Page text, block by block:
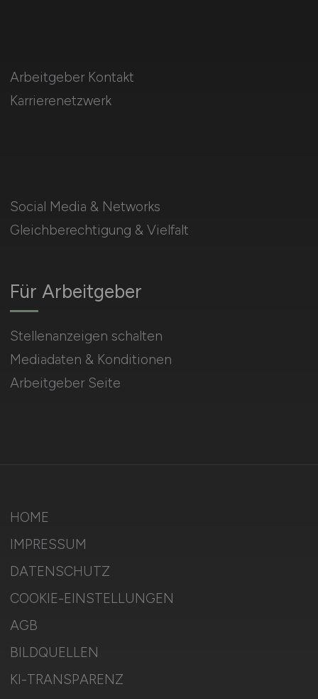
Social Media & Networks
Gleichberechtigung & Vielfalt
Für Arbeitgeber
Stellenanzeigen schalten
Mediadaten & Konditionen
Arbeitgeber Seite
Arbeitgeber Kontakt
Karrierenetzwerk
HOME
IMPRESSUM
DATENSCHUTZ
COOKIE-EINSTELLUNGEN
AGB
BILDQUELLEN
KI-TRANSPARENZ